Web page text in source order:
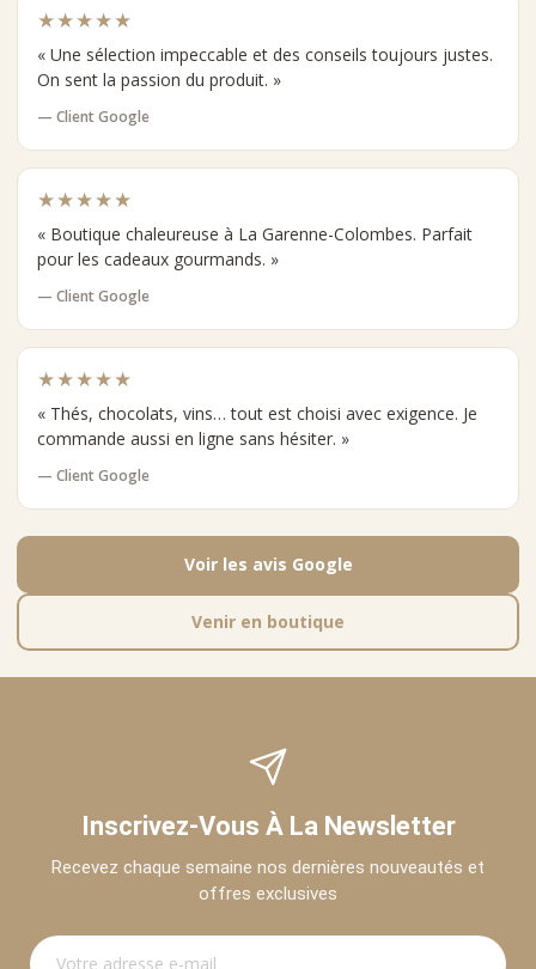
★★★★★
« Une sélection impeccable et des conseils toujours justes.
On sent la passion du produit. »
— Client Google
★★★★★
« Boutique chaleureuse à La Garenne-Colombes. Parfait
pour les cadeaux gourmands. »
— Client Google
★★★★★
« Thés, chocolats, vins… tout est choisi avec exigence. Je
commande aussi en ligne sans hésiter. »
— Client Google
Voir les avis Google
Venir en boutique
Inscrivez-Vous À La Newsletter
Recevez chaque semaine nos dernières nouveautés et
offres exclusives